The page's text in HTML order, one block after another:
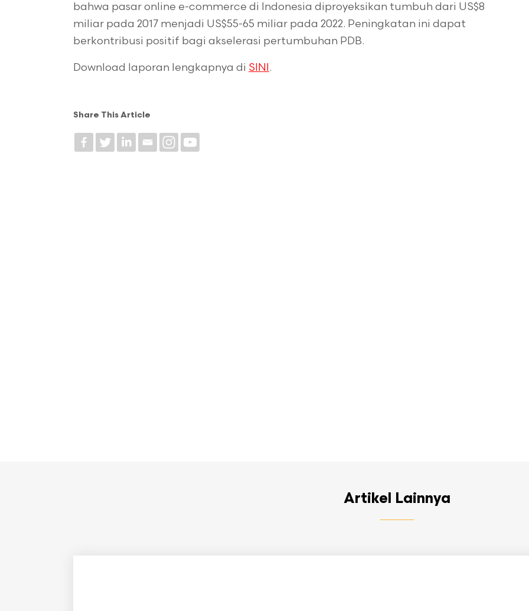
bahwa pasar online e-commerce di Indonesia diproyeksikan tumbuh dari US$8
miliar pada 2017 menjadi US$55-65 miliar pada 2022. Peningkatan ini dapat
berkontribusi positif bagi akselerasi pertumbuhan PDB.
Download laporan lengkapnya di SINI .
Share This Article
Artikel Lainnya